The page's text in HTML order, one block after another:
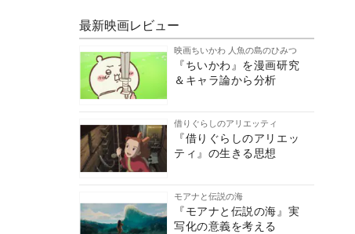
最新映画レビュー
映画ちいかわ 人魚の島のひみつ
『ちいかわ』を漫画研究
＆キャラ論から分析
借りぐらしのアリエッティ
『借りぐらしのアリエッ
ティ』の生きる思想
モアナと伝説の海
『モアナと伝説の海』実
写化の意義を考える